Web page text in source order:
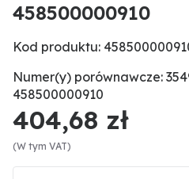
458500000910
Kod produktu:
Numer(y) porównawcze:
458500000910
404,68 zł
(W tym VAT)